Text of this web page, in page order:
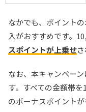
なかでも、ポイント
入がおすすめです。
スポイントが上乗せ
なお、本キャンペー
す。すべての金額帯
のボーナスポイントが